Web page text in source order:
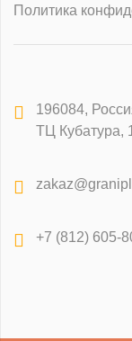
Политика
196084,
ТЦ Кубатура,
+7 (812) 605-